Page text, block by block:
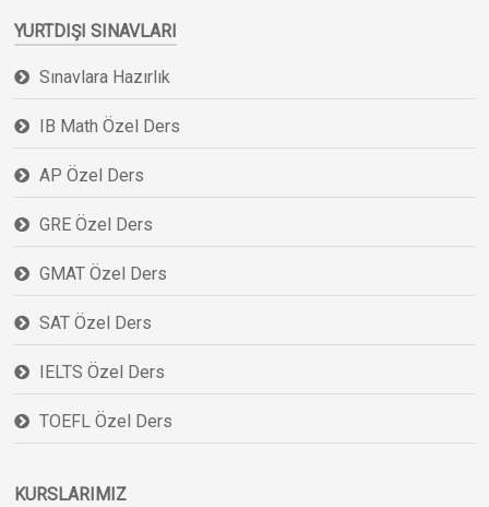
YURTDIŞI SINAVLARI
Sınavlara Hazırlık
IB Math Özel Ders
AP Özel Ders
GRE Özel Ders
GMAT Özel Ders
SAT Özel Ders
IELTS Özel Ders
TOEFL Özel Ders
KURSLARIMIZ